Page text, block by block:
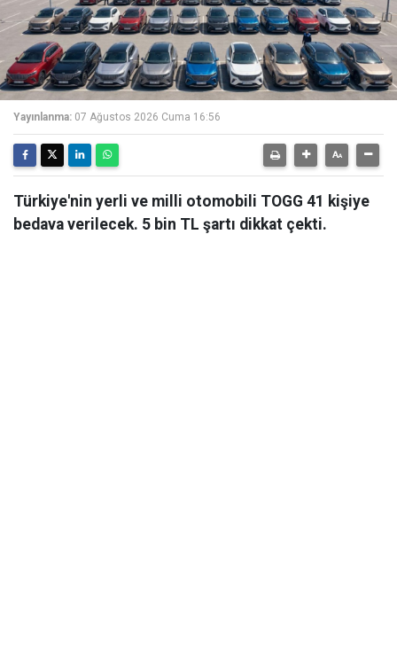
Yayınlanma: 07 Ağustos 2026 Cuma 16:56
Türkiye'nin yerli ve milli otomobili TOGG 41 kişiye
bedava verilecek. 5 bin TL şartı dikkat çekti.